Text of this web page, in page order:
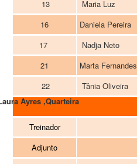
Pavilhão Escola Sec.Dra. Laura Ayres ,Quarteira
13
Maria Luz
16
Daniela Pereira
17
Nadja Neto
21
Marta Fernandes
22
Tânia Oliveira
Treinador
Adjunto